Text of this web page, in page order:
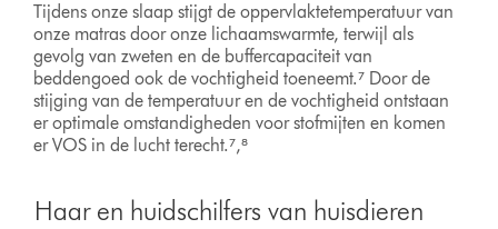
Tijdens onze slaap stijgt de oppervlaktetemperatuur van
onze matras door onze lichaamswarmte, terwijl als
gevolg van zweten en de buffercapaciteit van
beddengoed ook de vochtigheid toeneemt.⁷ Door de
stijging van de temperatuur en de vochtigheid ontstaan
er optimale omstandigheden voor stofmijten en komen
er VOS in de lucht terecht.⁷,⁸
Haar en huidschilfers van huisdieren